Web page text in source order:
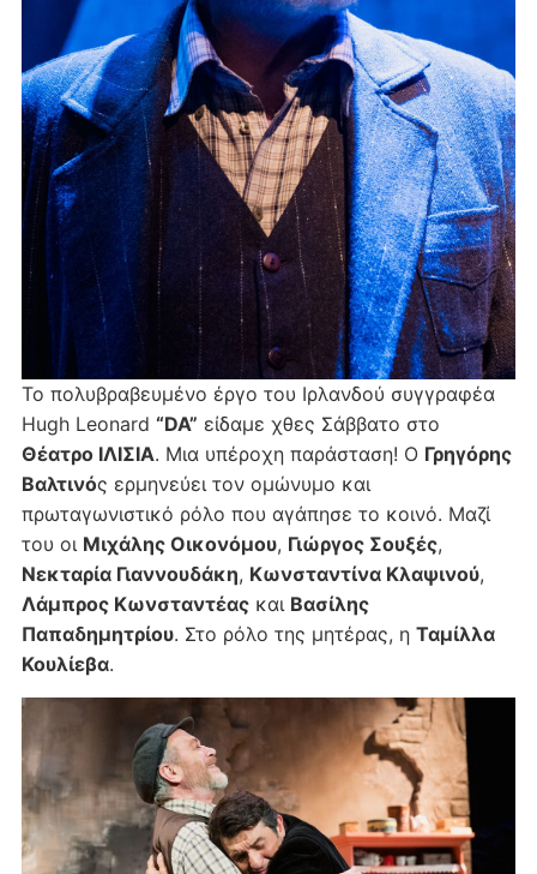
Το πολυβραβευμένο έργο του Ιρλανδού συγγραφέα
Hugh Leonard “DA” είδαμε χθες Σάββατο στο
Θέατρο ΙΛΙΣΙΑ. Μια υπέροχη παράσταση! Ο Γρηγόρης
Βαλτινός ερμηνεύει τον ομώνυμο και
πρωταγωνιστικό ρόλο που αγάπησε το κοινό. Μαζί
του οι Μιχάλης Οικονόμου, Γιώργος Σουξές,
Νεκταρία Γιαννουδάκη, Κωνσταντίνα Κλαψινού,
Λάμπρος Κωνσταντέαςκαι Βασίλης
Παπαδημητρίου. Στο ρόλο της μητέρας, η Ταμίλλα
Κουλίεβα.